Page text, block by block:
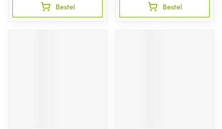
Bestel Bestel